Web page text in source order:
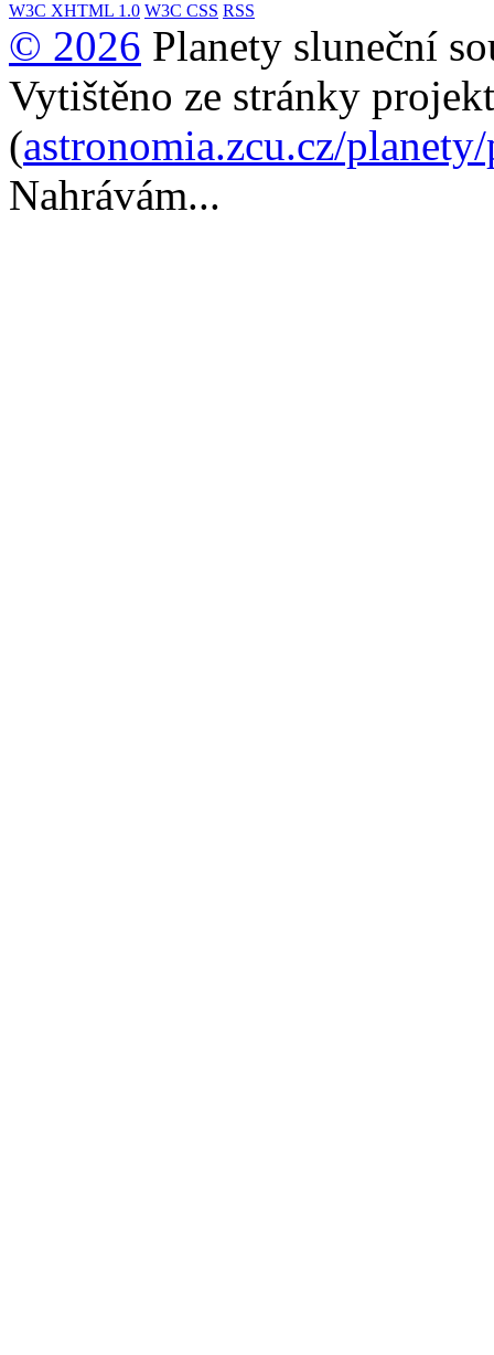
W3C XHTML 1.0 W3C CSS RSS
© 2026 Planety sluneční
Vytištěno ze stránky
(astronomia.zcu.cz/
Nahrávám...